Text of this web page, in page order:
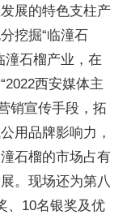
展的特色支柱产
挖掘“临潼石
潼石榴产业，在
西安媒体主
销宣传手段，拓
用品牌影响力，
石榴的市场占有
。现场还为第八
、10名银奖及优